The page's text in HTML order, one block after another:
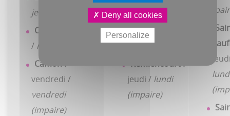
jeudi (paire)
Cagny :
/ mercredi (paire)
Camon :
vendredi /
vendredi
(impaire)
Querrieu :
mardi /
(impaire)
Remiencourt :
jeudi / lundi
(impaire)
Deny all cookies
Personalize